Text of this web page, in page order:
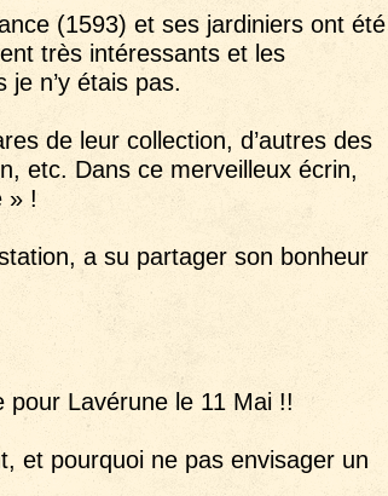
(1593) et ses jardiniers ont été
très intéressants et les
n’y étais pas.
de leur collection, d’autres des
etc. Dans ce merveilleux écrin,
» !
a su partager son bonheur
Lavérune le 11 Mai !!
et pourquoi ne pas envisager un